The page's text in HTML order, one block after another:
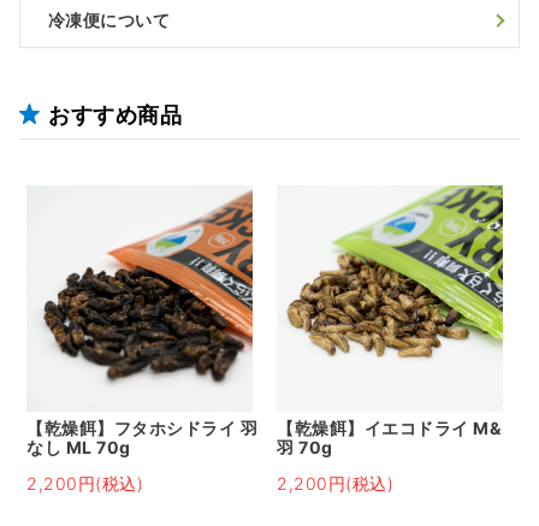
冷凍便について
おすすめ商品
【乾燥餌】フタホシドライ 羽
なし ML 70g
2,200円(税込)
【乾燥餌】イエコドライ M&
羽 70g
2,200円(税込)